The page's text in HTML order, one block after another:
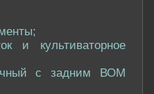
и культиваторное
с задним ВОМ